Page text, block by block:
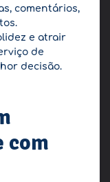
comentários,
e atrair
de
decisão.
com